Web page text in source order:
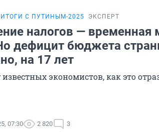
ИТОГИ С ПУТИНЫМ-2025 ЭКСПЕРТ
налогов — временная
дефицит бюджета
на 17 лет
экономистов, как это
07:30 2 820 3